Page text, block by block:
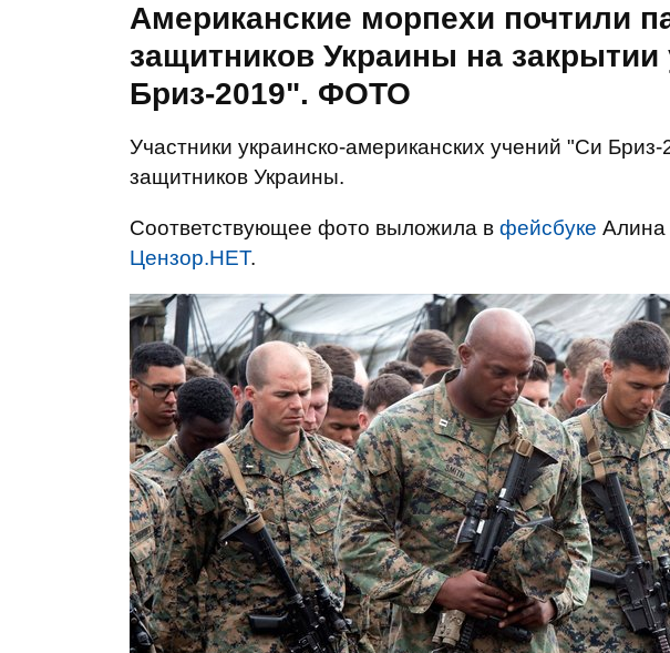
Американские морпехи почтили
защитников Украины на
Бриз-2019". ФОТО
Участники украинско-американских учений "Си
защитников Украины.
Соответствующее фото выложила в фейсбуке Алина
Цензор.НЕТ.